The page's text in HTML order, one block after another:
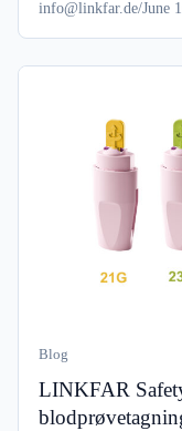
info@linkfar.de/June
Blog
LINKFAR